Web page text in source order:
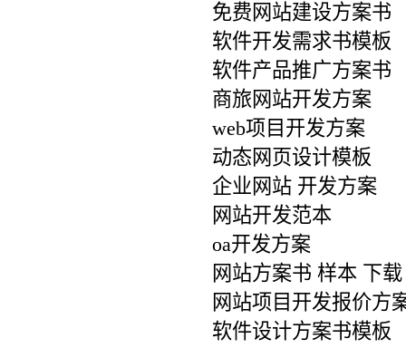
免费网站建设方案书
软件开发需求书模板
软件产品推广方案书
商旅网站开发方案
web项目开发方案
动态网页设计模板
企业网站 开发方案
网站开发范本
oa开发方案
网站方案书 样本 下载
网站项目开发报价方
软件设计方案书模板